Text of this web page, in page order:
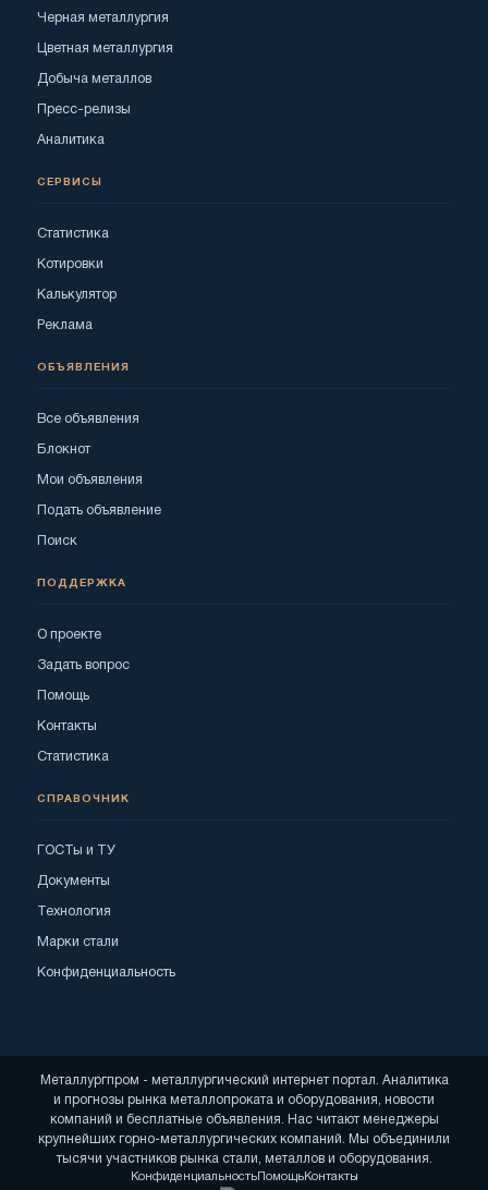
Черная металлургия
Цветная металлургия
Добыча металлов
Пресс-релизы
Аналитика
СЕРВИСЫ
Статистика
Котировки
Калькулятор
Реклама
ОБЪЯВЛЕНИЯ
Все объявления
Блокнот
Мои объявления
Подать объявление
Поиск
ПОДДЕРЖКА
О проекте
Задать вопрос
Помощь
Контакты
Статистика
СПРАВОЧНИК
ГОСТы и ТУ
Документы
Технология
Марки стали
Конфиденциальность
Металлургпром - металлургический интернет портал. Аналитика
и прогнозы рынка металлопроката и оборудования, новости
компаний и бесплатные объявления. Нас читают менеджеры
крупнейших горно-металлургических компаний. Мы объединили
тысячи участников рынка стали, металлов и оборудования.
КонфиденциальностьПомощьКонтакты